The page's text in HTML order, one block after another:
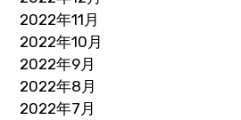
2022年11月
2022年10月
2022年9月
2022年8月
2022年7月